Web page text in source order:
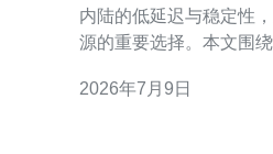
内陆的低延迟与稳定性
源的重要选择。本文围
器、VPS与CDN方案以提升用户
2026年7月9日